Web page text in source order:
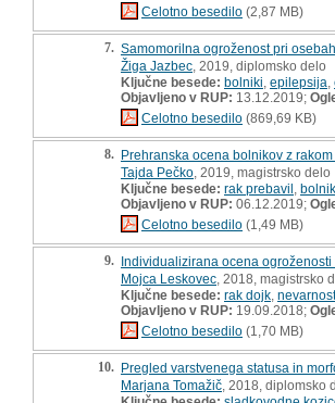
Celotno besedilo (2,87 MB)
7. Samomorilna ogroženost pri
Žiga Jazbec , 2019, diplomsko delo
Ključne besede: bolniki epilepsija
Objavljeno v RUP: 13.12.2019;
Celotno besedilo (869,69 KB)
8. Prehranska ocena bolnikov z
Tajda Pečko , 2019, magistrsko delo
Ključne besede: rak prebavil
Objavljeno v RUP: 06.12.2019;
Celotno besedilo (1,49 MB)
9. Individualizirana ocena
Mojca Leskovec , 2018, magistrsko
Ključne besede: rak dojk
Objavljeno v RUP: 19.09.2018;
Celotno besedilo (1,70 MB)
10. Pregled varstvenega statusa in
Marjana Tomažič , 2018, diplomsko